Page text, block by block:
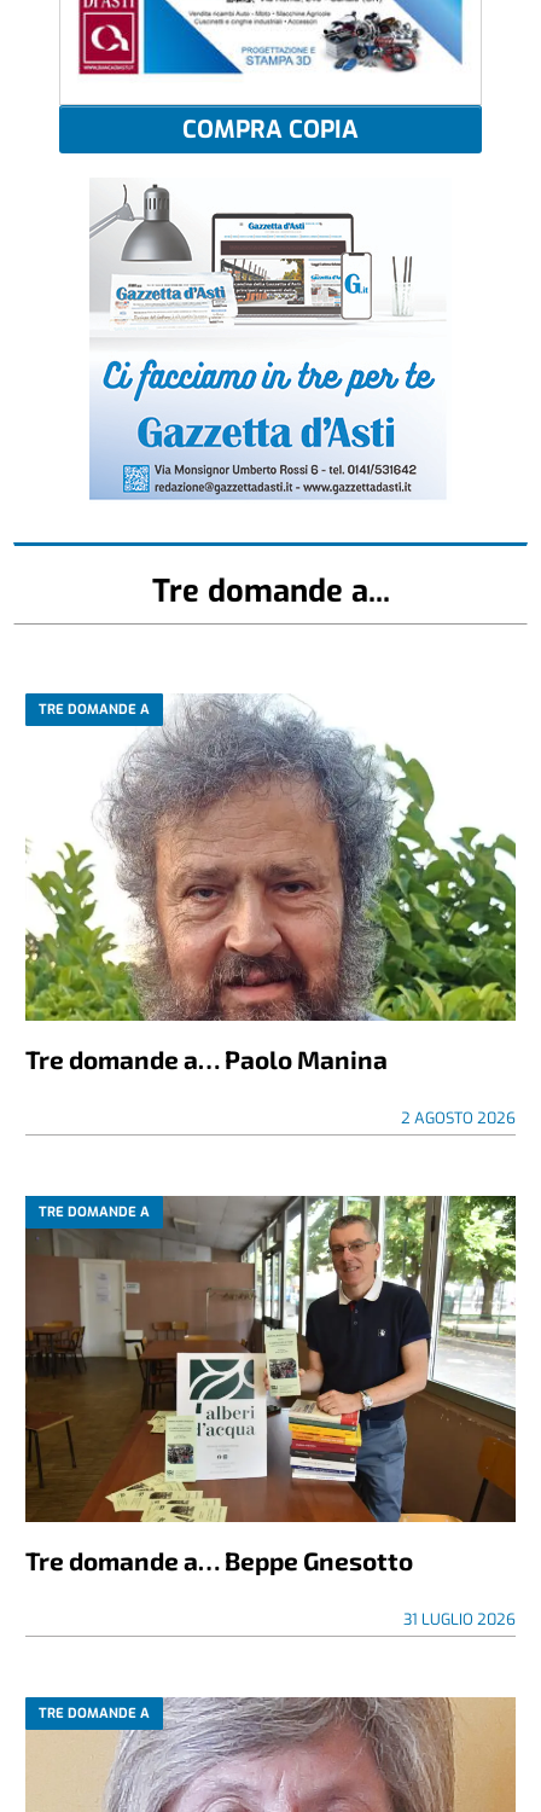
COMPRA COPIA
Tre domande a...
TRE DOMANDE A
Tre domande a… Paolo Manina
2 AGOSTO 2026
TRE DOMANDE A
Tre domande a… Beppe Gnesotto
31 LUGLIO 2026
TRE DOMANDE A